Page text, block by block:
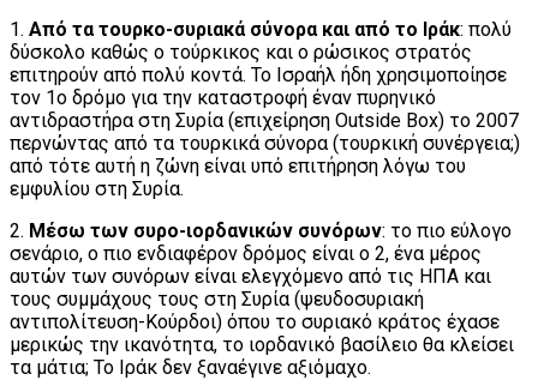
1. Από τα τουρκο-συριακά σύνορα και από το Ιράκ: πολύ
δύσκολο καθώς ο τούρκικος και ο ρώσικος στρατός
επιτηρούν από πολύ κοντά. Το Ισραήλ ήδη χρησιμοποίησε
τον 1ο δρόμο για την καταστροφή έναν πυρηνικό
αντιδραστήρα στη Συρία (επιχείρηση Outside Box) το 2007
περνώντας από τα τουρκικά σύνορα (τουρκική συνέργεια;)
από τότε αυτή η ζώνη είναι υπό επιτήρηση λόγω του
εμφυλίου στη Συρία.
2. Μέσω των συρο-ιορδανικών συνόρων: το πιο εύλογο
σενάριο, ο πιο ενδιαφέρον δρόμος είναι ο 2, ένα μέρος
αυτών των συνόρων είναι ελεγχόμενο από τις ΗΠΑ και
τους συμμάχους τους στη Συρία (ψευδοσυριακή
αντιπολίτευση-Κούρδοι) όπου το συριακό κράτος έχασε
μερικώς την ικανότητα, το ιορδανικό βασίλειο θα κλείσει
τα μάτια; To Iράκ δεν ξαναέγινε αξιόμαχο.